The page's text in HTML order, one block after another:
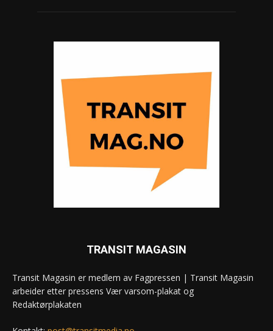
TRANSIT MAGASIN
Transit Magasin er medlem av Fagpressen | Transit Magasin
arbeider etter pressens Vær varsom-plakat og
Redaktørplakaten